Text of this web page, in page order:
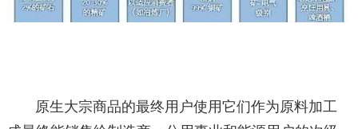
原生大宗商品的最终用户使用它们作为原料加工